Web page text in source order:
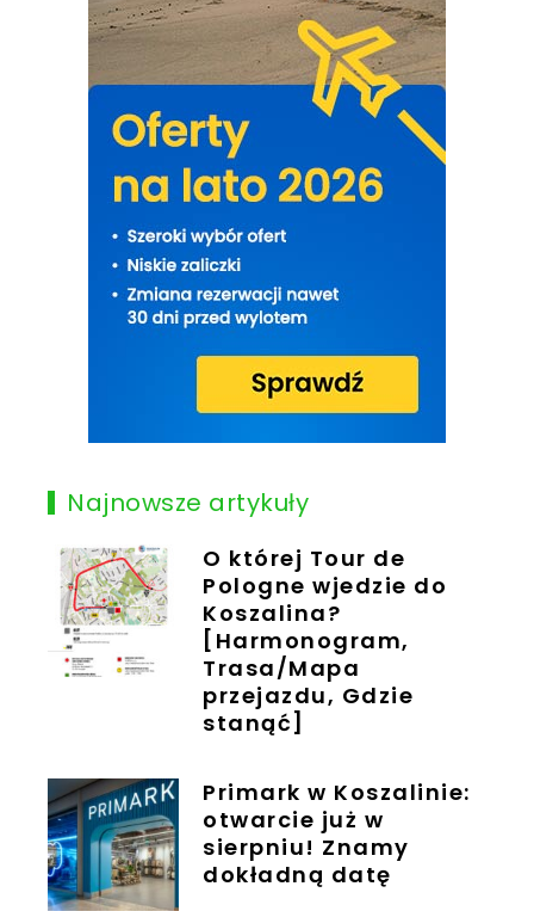
Najnowsze artykuły
O której Tour de
Pologne wjedzie do
Koszalina?
[Harmonogram,
Trasa/Mapa
przejazdu, Gdzie
stanąć]
Primark w Koszalinie:
otwarcie już w
sierpniu! Znamy
dokładną datę